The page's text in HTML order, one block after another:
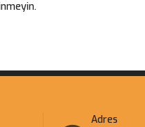
Adres